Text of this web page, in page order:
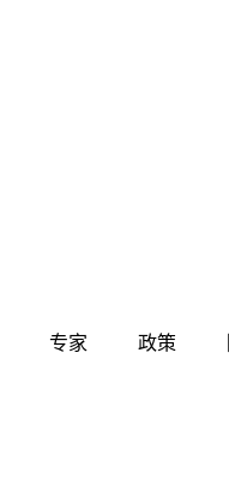
专家 政策